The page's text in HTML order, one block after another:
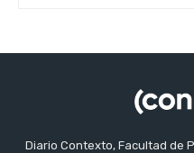
Diario Contexto, Facultad de